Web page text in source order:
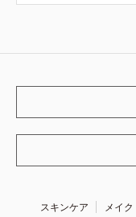
スキンケア メイク